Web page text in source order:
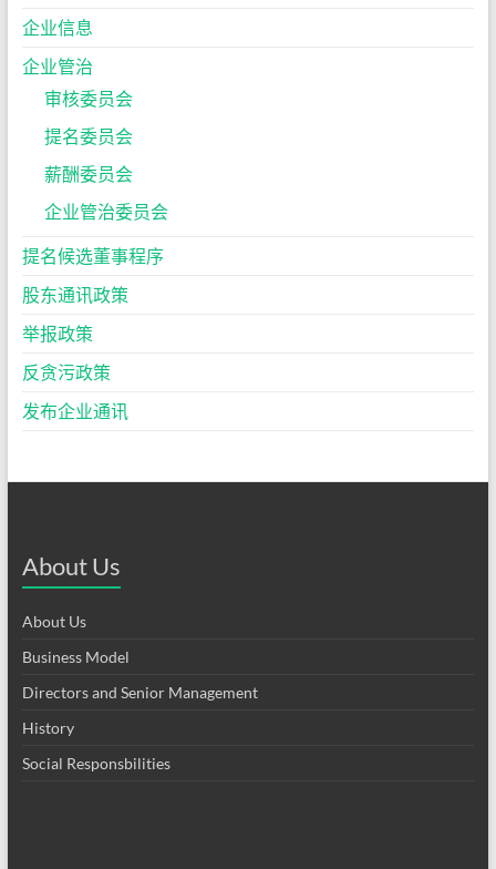
企业信息
企业管治
审核委员会
提名委员会
薪酬委员会
企业管治委员会
提名候选董事程序
股东通讯政策
举报政策
反贪污政策
发布企业通讯
About Us
About Us
Business Model
Directors and Senior Management
History
Social Responsbilities